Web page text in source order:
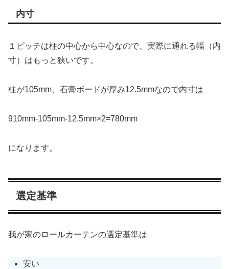
内寸
１ピッチは柱の中心から中心なので、実際に通れる幅（内
寸）はもっと狭いです。
柱が105mm、石膏ボードが厚み12.5mmなので内寸は
910mm-105mm-12.5mm×2=780mm
になります。
選定基準
我が家のロールカーテンの選定基準は
安い